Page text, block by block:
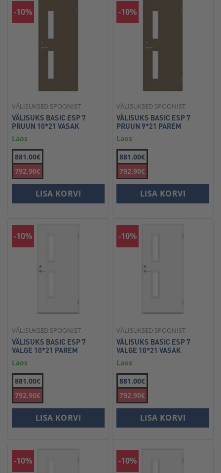
-10%
VÄLISUKSED SPOONIST
VÄLISUKS BASIC ESP 7
PRUUN 10*21 VASAK
Laos
881.00€
792.90€
LISA KORVI
-10%
VÄLISUKSED SPOONIST
VÄLISUKS BASIC ESP 7
PRUUN 9*21 PAREM
Laos
881.00€
792.90€
LISA KORVI
-10%
VÄLISUKSED SPOONIST
VÄLISUKS BASIC ESP 7
VALGE 10*21 PAREM
Laos
881.00€
792.90€
LISA KORVI
-10%
VÄLISUKSED SPOONIST
VÄLISUKS BASIC ESP 7
VALGE 10*21 VASAK
Laos
881.00€
792.90€
LISA KORVI
-10% -10%